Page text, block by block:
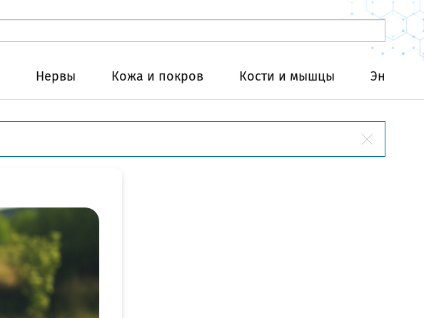
Нервы Кожа и покров Кости и мышцы